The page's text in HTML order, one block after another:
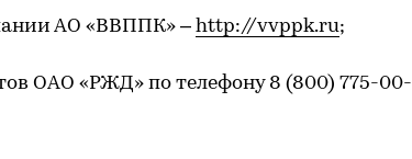
АО «ВВППК» – http://vvppk.ru;
ОАО «РЖД» по телефону 8 (800) 775-00-